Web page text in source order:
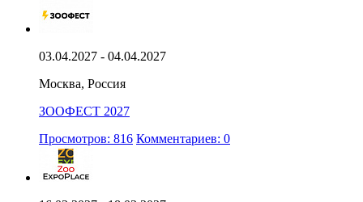
03.04.2027 - 04.04.2027
Москва, Россия
ЗООФЕСТ 2027
Просмотров: 816 Комментариев: 0